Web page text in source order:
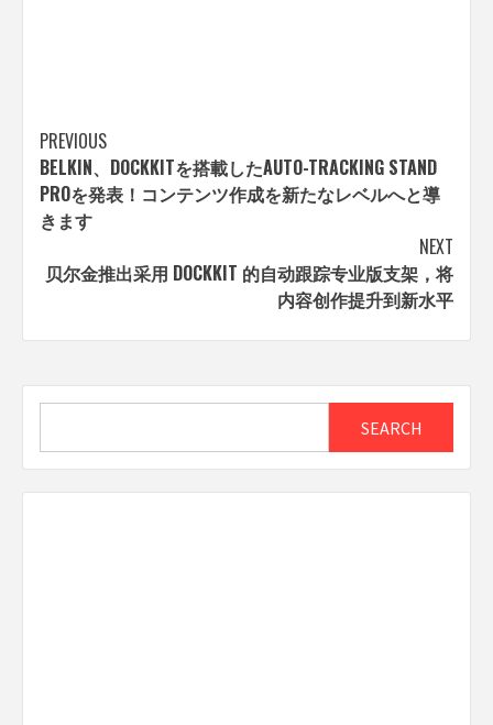
Post
navigation
PREVIOUS
BELKIN、DOCKKITを搭載したAUTO-TRACKING STAND
PROを発表！コンテンツ作成を新たなレベルへと導
きます
NEXT
贝尔金推出采用 DOCKKIT 的自动跟踪专业版支架，将
内容创作提升到新水平
SEARCH